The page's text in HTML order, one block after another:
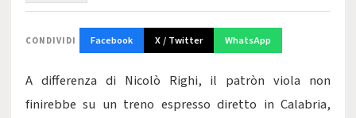
CONDIVIDI Facebook X / Twitter WhatsApp
A differenza di Nicolò Righi, il patròn viola non
finirebbe su un treno espresso diretto in Calabria,